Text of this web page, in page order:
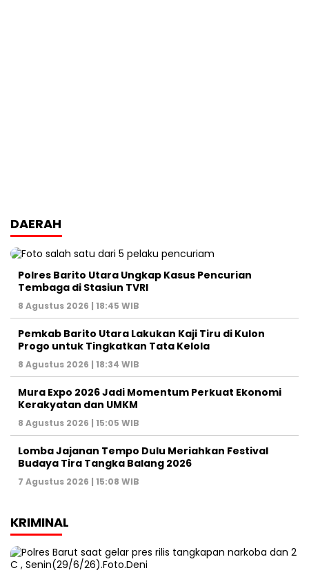
DAERAH
Polres Barito Utara Ungkap Kasus Pencurian
Tembaga di Stasiun TVRI
8 Agustus 2026 | 18:45 WIB
Pemkab Barito Utara Lakukan Kaji Tiru di Kulon
Progo untuk Tingkatkan Tata Kelola
8 Agustus 2026 | 18:34 WIB
Mura Expo 2026 Jadi Momentum Perkuat Ekonomi
Kerakyatan dan UMKM
8 Agustus 2026 | 15:05 WIB
Lomba Jajanan Tempo Dulu Meriahkan Festival
Budaya Tira Tangka Balang 2026
7 Agustus 2026 | 15:08 WIB
KRIMINAL